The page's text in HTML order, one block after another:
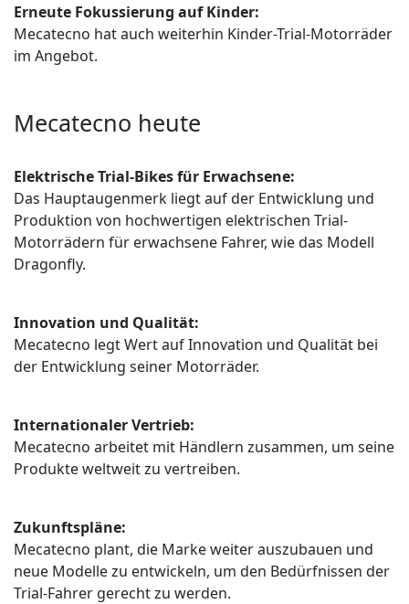
Erneute Fokussierung auf Kinder:
Mecatecno hat auch weiterhin Kinder-Trial-Motorräder
im Angebot.
Mecatecno heute
Elektrische Trial-Bikes für Erwachsene:
Das Hauptaugenmerk liegt auf der Entwicklung und
Produktion von hochwertigen elektrischen Trial-
Motorrädern für erwachsene Fahrer, wie das Modell
Dragonfly.
Innovation und Qualität:
Mecatecno legt Wert auf Innovation und Qualität bei
der Entwicklung seiner Motorräder.
Internationaler Vertrieb:
Mecatecno arbeitet mit Händlern zusammen, um seine
Produkte weltweit zu vertreiben.
Zukunftspläne:
Mecatecno plant, die Marke weiter auszubauen und
neue Modelle zu entwickeln, um den Bedürfnissen der
Trial-Fahrer gerecht zu werden.